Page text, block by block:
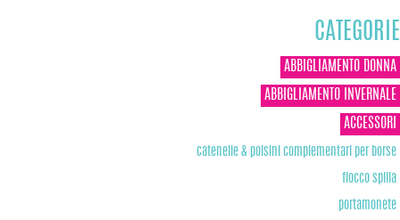
CATEGORIE
ABBIGLIAMENTO DONNA
ABBIGLIAMENTO INVERNALE
ACCESSORI
catenelle & polsini complementari per borse
fiocco spilla
portamonete